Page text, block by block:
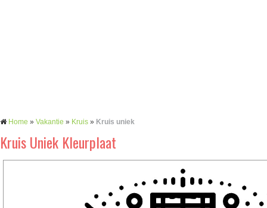
Home » Vakantie » Kruis » Kruis uniek
Kruis Uniek Kleurplaat